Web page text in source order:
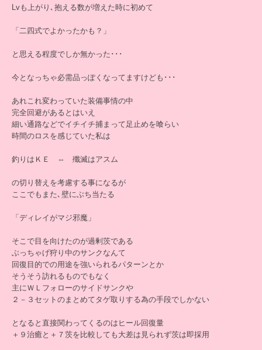
Lvも上がり､抱える数が増えた時に初めて
「二四式でよかったかも？」
と思える程度でしか無かった･･･
今となっちゃ必需品っぽくなってますけども･･･
あれこれ変わっていた装備事情の中
完全回避があるとはいえ
細い通路などでイチイチ捕まって足止めを喰らい
時間のロスを感じていた私は
釣りはＫＥ ⇔ 殲滅はアスム
の切り替えを考慮する事になるが
ここでもまた､壁にぶち当たる
「ディレイがマジ邪魔」
そこで目を向けたのが過剰茨である
ぶっちゃげ狩り中のサンクなんて
回復目的での用途を強いられるパターンとか
そうそう訪れるものでもなく
主にＷＬフォローのサイドサンクや
２－３セットのまとめてタゲ取りする為の手段でしかない
となると直接関わってくるのはヒール回復量
＋９治癒と＋７茨を比較しても大差は見られず茨は即採用